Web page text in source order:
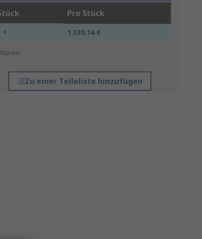
Pro Stück
+ 1.330,14 €
Zu einer Teileliste hinzufügen